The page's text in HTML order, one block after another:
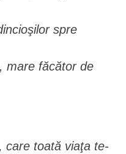
spre
mare făcător de
care toată viaţa te-